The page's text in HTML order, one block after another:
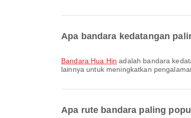
Apa bandara kedatangan
Bandara Hua Hin adalah bandara
lainnya untuk meningkatkan
Apa rute bandara paling